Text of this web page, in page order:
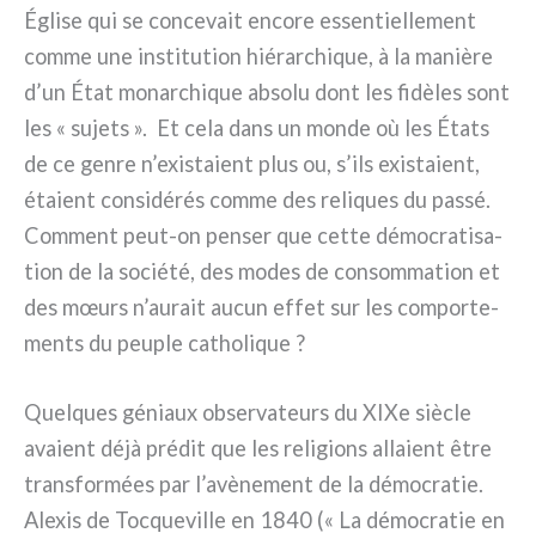
Église qui se con­ce­vait enco­re essen­tiel­le­ment
com­me une insti­tu­tion hié­rar­chi­que, à la maniè­re
d’un État monar­chi­que abso­lu dont les fidè­les sont
les « suje­ts ». Et cela dans un mon­de où les États
de ce gen­re n’existaient plus ou, s’ils exi­sta­ient,
éta­ient con­si­dé­rés com­me des reli­ques du pas­sé.
Comment peut-on pen­ser que cet­te démo­cra­ti­sa­
tion de la socié­té, des modes de con­som­ma­tion et
des mœurs n’aurait aucun effet sur les com­por­te­
men­ts du peu­ple catho­li­que ?
Quelques géniaux obser­va­teurs du XIXe siè­cle
ava­ient déjà pré­dit que les reli­gions alla­ient être
tran­sfor­mées par l’avènement de la démo­cra­tie.
Alexis de Tocqueville en 1840 (« La démo­cra­tie en